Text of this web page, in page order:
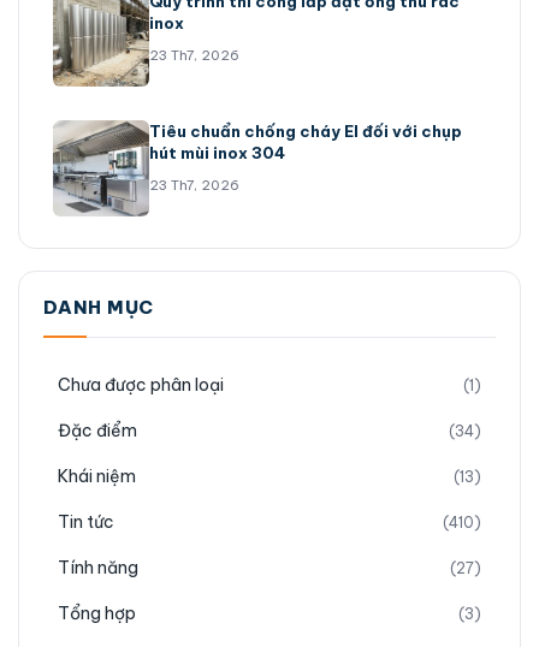
inox
23 Th7, 2026
Tiêu chuẩn chống cháy EI đối với chụp
hút mùi inox 304
23 Th7, 2026
DANH MỤC
Chưa được phân loại (1)
Đặc điểm (34)
Khái niệm (13)
Tin tức (410)
Tính năng (27)
Tổng hợp (3)